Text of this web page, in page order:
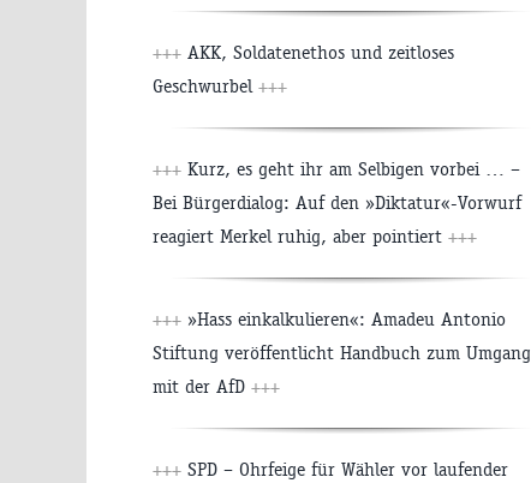
+++ AKK, Soldatenethos und zeitloses
Geschwurbel +++
+++ Kurz, es geht ihr am Selbigen vorbei … –
Bei Bürgerdialog: Auf den »Diktatur«-Vorwurf
reagiert Merkel ruhig, aber pointiert +++
+++ »Hass einkalkulieren«: Amadeu Antonio
Stiftung veröffentlicht Handbuch zum Umgang
mit der AfD +++
+++ SPD – Ohrfeige für Wähler vor laufender